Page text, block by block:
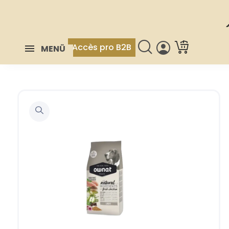
MENÜ Accès pro B2B